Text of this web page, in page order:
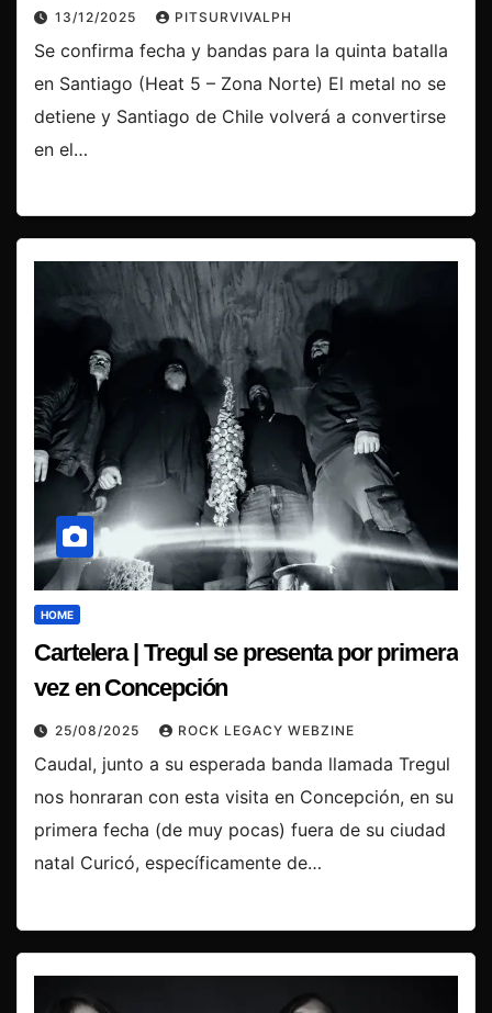
13/12/2025 PITSURVIVALPH
Se confirma fecha y bandas para la quinta batalla
en Santiago (Heat 5 – Zona Norte) El metal no se
detiene y Santiago de Chile volverá a convertirse
en el…
HOME
Cartelera | Tregul se presenta por primera
vez en Concepción
25/08/2025 ROCK LEGACY WEBZINE
Caudal, junto a su esperada banda llamada Tregul
nos honraran con esta visita en Concepción, en su
primera fecha (de muy pocas) fuera de su ciudad
natal Curicó, específicamente de…